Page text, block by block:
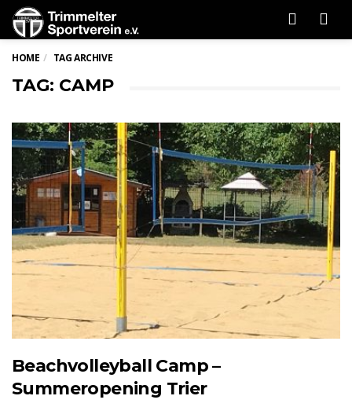
HOME TAG ARCHIVE
TAG: CAMP
Beachvolleyball Camp –
Summeropening Trier